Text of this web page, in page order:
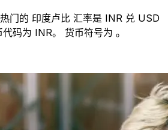
门的 印度卢比 汇率是 INR 兑 USD
码为 INR。 货币符号为 ₹。